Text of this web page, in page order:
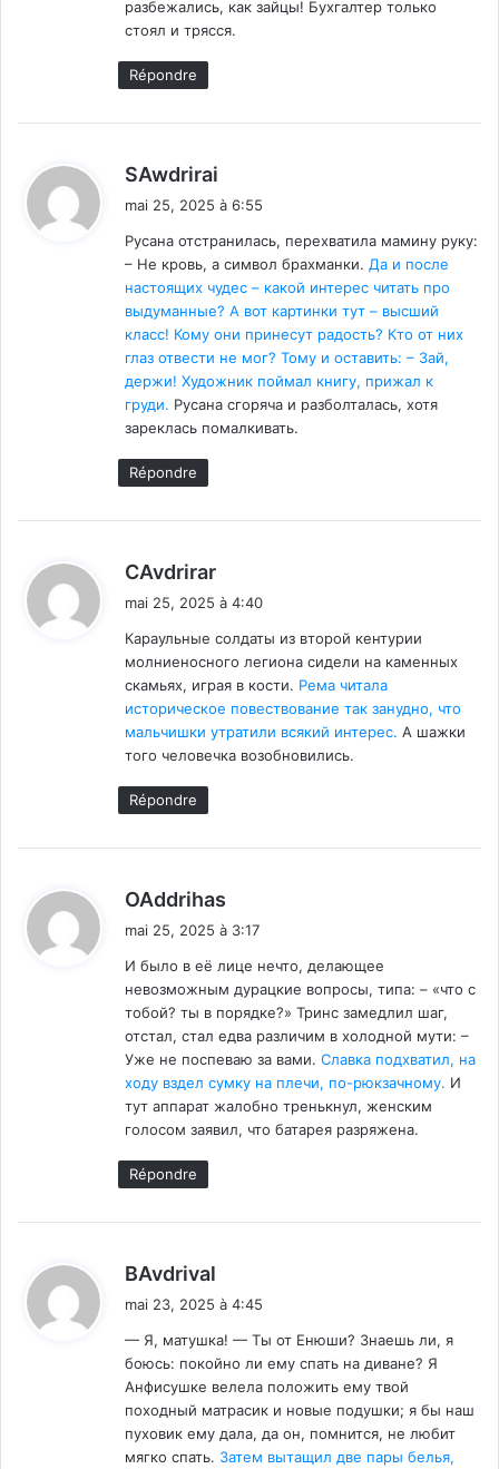
разбежались, как зайцы! Бухгалтер только
стоял и трясся.
Répondre
SAwdrirai
:
mai 25, 2025 à 6:55
Русана отстранилась, перехватила мамину руку:
– Не кровь, а символ брахманки. Да и после
настоящих чудес – какой интерес читать про
выдуманные? А вот картинки тут – высший
класс! Кому они принесут радость? Кто от них
глаз отвести не мог? Тому и оставить: – Зай,
держи! Художник поймал книгу, прижал к
груди. Русана сгоряча и разболталась, хотя
зареклась помалкивать.
Répondre
CAvdrirar
:
mai 25, 2025 à 4:40
Караульные солдаты из второй кентурии
молниеносного легиона сидели на каменных
скамьях, играя в кости. Рема читала
историческое повествование так занудно, что
мальчишки утратили всякий интерес. А шажки
того человечка возобновились.
Répondre
OAddrihas
:
mai 25, 2025 à 3:17
И было в её лице нечто, делающее
невозможным дурацкие вопросы, типа: – «что с
тобой? ты в порядке?» Тринс замедлил шаг,
отстал, стал едва различим в холодной мути: –
Уже не поспеваю за вами. Славка подхватил, на
ходу вздел сумку на плечи, по-рюкзачному. И
тут аппарат жалобно тренькнул, женским
голосом заявил, что батарея разряжена.
Répondre
BAvdrival
:
mai 23, 2025 à 4:45
— Я, матушка! — Ты от Енюши? Знаешь ли, я
боюсь: покойно ли ему спать на диване? Я
Анфисушке велела положить ему твой
походный матрасик и новые подушки; я бы наш
пуховик ему дала, да он, помнится, не любит
мягко спать. Затем вытащил две пары белья,